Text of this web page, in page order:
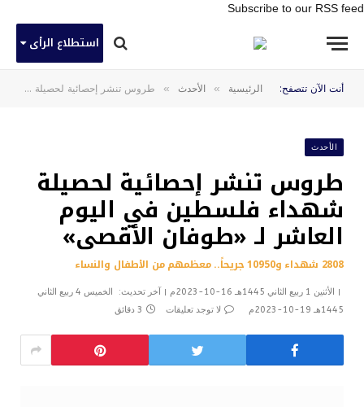
Subscribe to our RSS feed
استطلاع الرأى
أنت الآن تتصفح: الرئيسية » الأحدث » طروس تنشر إحصائية لحصيلة شهداء فلسطين في اليوم العاشر لـ «طوفان الأقصى»
الأحدث
طروس تنشر إحصائية لحصيلة
شهداء فلسطين في اليوم
العاشر لـ «طوفان الأقصى»
2808 شهداء و10950 جريحاً.. معظمهم من الأطفال والنساء
الأثنين 1 ربيع الثاني 1445هـ 16-10-2023م آخر تحديث:
الخميس 4 ربيع الثاني
1445هـ 19-10-2023م
لا توجد تعليقات 3 دقائق